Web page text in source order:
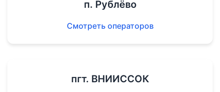
п. Рублёво
Смотреть операторов
пгт. ВНИИССОК